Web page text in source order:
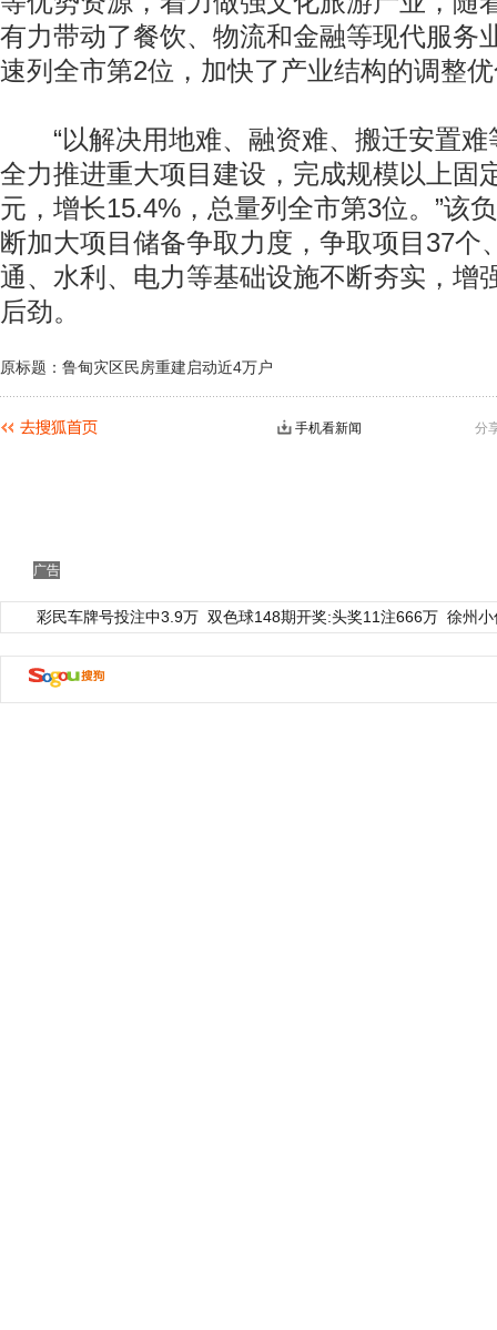
有力带动了餐饮、物流和金融等现代服务
速列全市第2位，加快了产业结构的调整
“以解决用地难、融资难、搬迁安置难
全力推进重大项目建设，完成规模以上固
元，增长15.4%，总量列全市第3位。”该
断加大项目储备争取力度，争取项目37个
通、水利、电力等基础设施不断夯实，增
后劲。
原标题：鲁甸灾区民房重建启动近4万户
分
手机看新闻
广告
彩民车牌号投注中3.9万 双色球148期开奖:头奖11注666万 徐州